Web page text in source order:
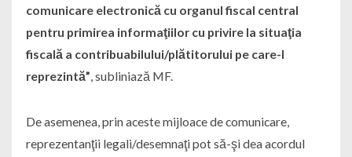
comunicare electronică cu organul fiscal central
pentru primirea informaţiilor cu privire la situaţia
fiscală a contribuabilului/plătitorului pe care-l
reprezintă”, subliniază MF.
De asemenea, prin aceste mijloace de comunicare,
reprezentanţii legali/desemnaţi pot să-şi dea acordul